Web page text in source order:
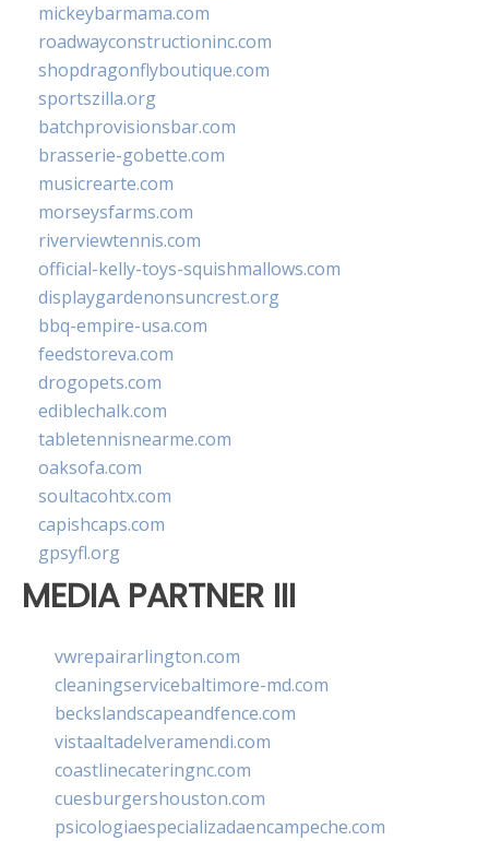
mickeybarmama.com
roadwayconstructioninc.com
shopdragonflyboutique.com
sportszilla.org
batchprovisionsbar.com
brasserie-gobette.com
musicrearte.com
morseysfarms.com
riverviewtennis.com
official-kelly-toys-squishmallows.com
displaygardenonsuncrest.org
bbq-empire-usa.com
feedstoreva.com
drogopets.com
ediblechalk.com
tabletennisnearme.com
oaksofa.com
soultacohtx.com
capishcaps.com
gpsyfl.org
MEDIA PARTNER III
vwrepairarlington.com
cleaningservicebaltimore-md.com
beckslandscapeandfence.com
vistaaltadelveramendi.com
coastlinecateringnc.com
cuesburgershouston.com
psicologiaespecializadaencampeche.com